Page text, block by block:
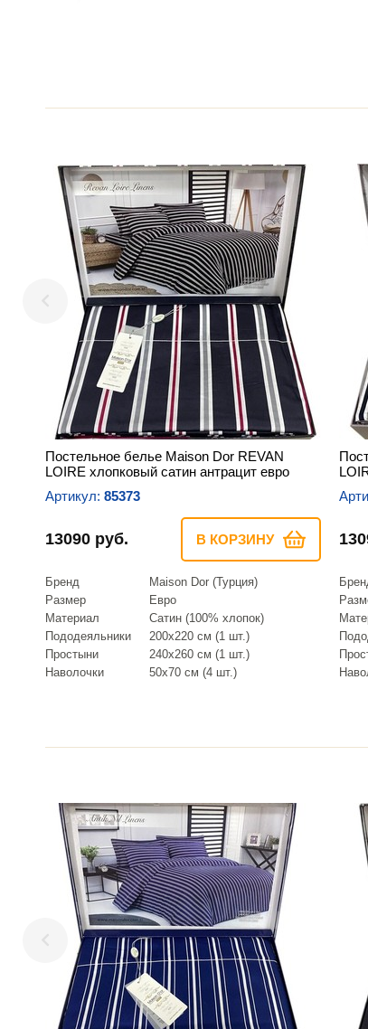
Постельное белье Maison Dor REVAN
LOIRE хлопковый сатин антрацит евро
Артикул: 85373
13090 руб. В КОРЗИНУ
Бренд
Maison Dor (Турция)
Размер
Евро
Материал
Сатин (100% хлопок)
Пододеяльники
200х220 см (1 шт.)
Простыни
240х260 см (1 шт.)
Наволочки
50х70 см (4 шт.)